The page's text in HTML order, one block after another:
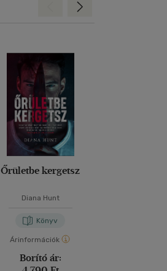
Őrületbe kergetsz
Diana Hunt
Könyv
Árinformációk
Borító ár:
Előre